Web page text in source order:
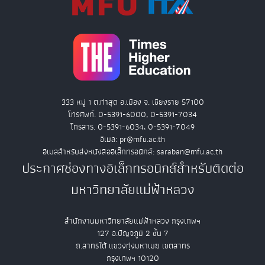
333 หมู่ 1 ต.ท่าสุด อ.เมือง จ. เชียงราย 57100
โทรศัพท์. 0-5391-6000, 0-5391-7034
โทรสาร. 0-5391-6034, 0-5391-7049
อีเมล: pr@mfu.ac.th
อีเมลสำหรับส่งหนังสืออิเล็กทรอนิกส์: saraban@mfu.ac.th
ประกาศช่องทางอิเล็กทรอนิกส์สำหรับติดต่อ
มหาวิทยาลัยแม่ฟ้าหลวง
สำนักงานมหาวิทยาลัยแม่ฟ้าหลวง กรุงเทพฯ
127 อ.ปัญจภูมิ 2 ชั้น 7
ถ.สาทรใต้ แขวงทุ่งมหาเมฆ เขตสาทร
กรุงเทพฯ 10120